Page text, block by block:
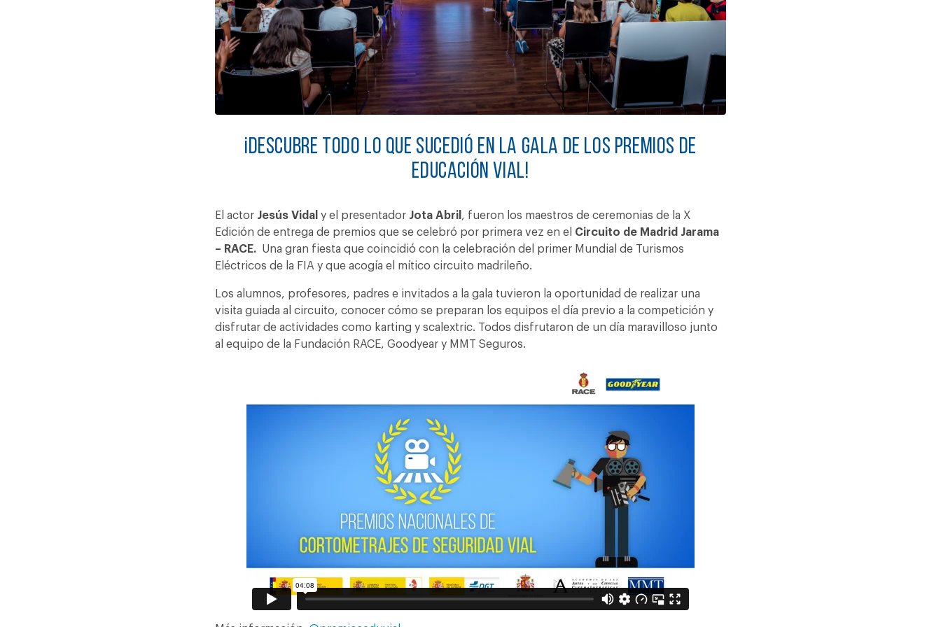
¡Descubre todo lo que sucedió en la gala de los Premios de
Educación Vial!
El actor Jesús Vidal y el presentador Jota Abril , fueron los maestros de ceremonias de la X
Edición de entrega de premios que se celebró por primera vez en el Circuito de Madrid Jarama
– RACE. Una gran fiesta que coincidió con la celebración del primer Mundial de Turismos
Eléctricos de la FIA y que acogía el mítico circuito madrileño.
Los alumnos, profesores, padres e invitados a la gala tuvieron la oportunidad de realizar una
visita guiada al circuito, conocer cómo se preparan los equipos el día previo a la competición y
disfrutar de actividades como karting y scalextric. Todos disfrutaron de un día maravilloso junto
al equipo de la Fundación RACE, Goodyear y MMT Seguros.